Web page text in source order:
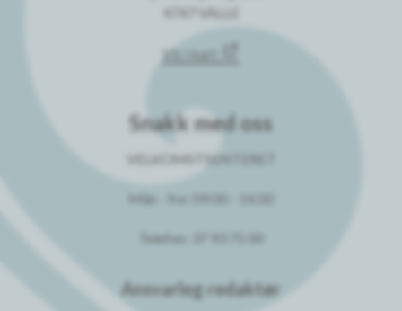
4747 VALLE
Vis i kart
Snakk med oss
VELKOMSTSENTERET
Mån - fre: 09:00 - 14.00
Telefon: 37 93 75 00
Ansvarleg redaktør